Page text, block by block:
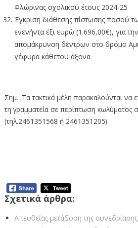
Φλώρινας σχολικού έτους 2024-25
Έγκριση διάθεσης πίστωσης ποσού
ενενήντα έξι ευρώ (1.696,00€), για
απομάκρυνση δέντρων στο δρόμο
γέφυρα κάθετου άξονα
Σημ.: Τα τακτικά μέλη παρακαλούνται να
τη γραμματεία σε περίπτωση κωλύματος
(τηλ.2461351568 ή 2461351205)
Σχετικά άρθρα:
Απευθείας μετάδοση της